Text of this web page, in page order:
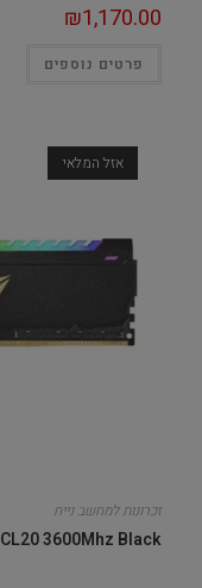
₪1,170.00
פרטים נוספים
אזל המלאי
זכרונות למחשב נייח
3600Mhz Black